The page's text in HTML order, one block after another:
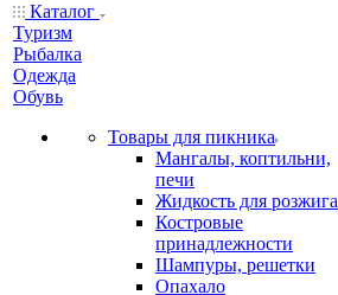
Каталог
Туризм
Рыбалка
Одежда
Обувь
Товары для пикника
Мангалы, коптильни,
печи
Жидкость для розжига
Костровые
принадлежности
Шампуры, решетки
Опахало